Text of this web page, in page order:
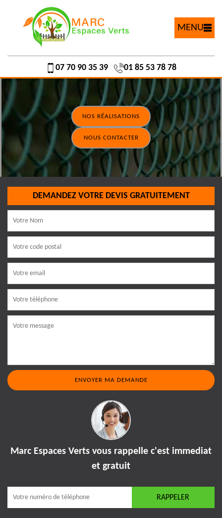
MENU
07 70 90 35 39 01 85 53 78 78
NOS RÉALISATIONS
NOUS CONTACTER
DEMANDEZ VOTRE DEVIS GRATUITEMENT
Marc Espaces Verts vous rappelle c'est immediat
et gratuit